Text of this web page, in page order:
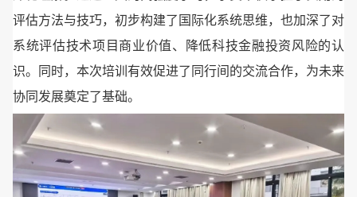
评估方法与技巧，初步构建了国际化系统思维，也加深了对
系统评估技术项目商业价值、降低科技金融投资风险的认
识。同时，本次培训有效促进了同行间的交流合作，为未来
协同发展奠定了基础。